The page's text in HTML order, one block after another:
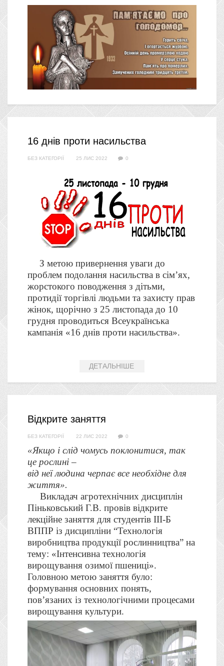
16 днів проти насильства
БЕЗ КАТЕГОРІЇ 25 ЛИС 2022 0
З метою привернення уваги до
проблем подолання насильства в сім’ях,
жорстокого поводження з дітьми,
протидії торгівлі людьми та захисту прав
жінок, щорічно з 25 листопада до 10
грудня проводиться Всеукраїнська
кампанія «16 днів проти насильства».
ДЕТАЛЬНІШЕ
Відкрите заняття
БЕЗ КАТЕГОРІЇ 22 ЛИС 2022 0
«Якщо і слід чомусь поклонитися, так
це рослині –
від неї людина черпає все необхідне для
життя».
Викладач агротехнічних дисциплін
Піньковський Г.В. провів відкрите
лекційне заняття для студентів ІІІ-Б
ВППР із дисципліни “Технологія
виробництва продукції рослинництва” на
тему: «Інтенсивна технологія
вирощування озимої пшениці».
Головною метою заняття було:
формування основних понять,
пов’язаних із технологічними процесами
вирощування культури.